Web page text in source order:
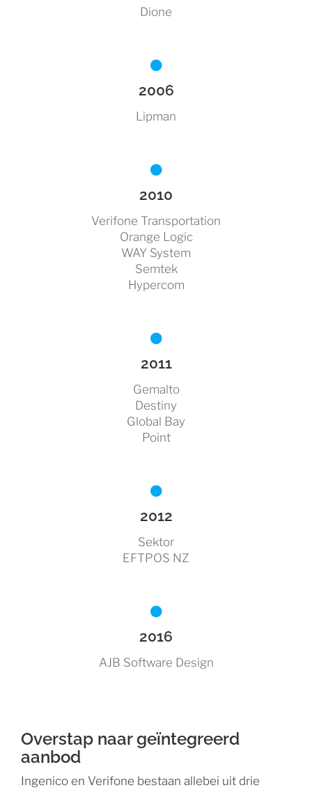
Dione
2006
Lipman
2010
Verifone Transportation
Orange Logic
WAY System
Semtek
Hypercom
2011
Gemalto
Destiny
Global Bay
Point
2012
Sektor
EFTPOS NZ
2016
AJB Software Design
Overstap naar geïntegreerd
aanbod
Ingenico en Verifone bestaan allebei uit drie